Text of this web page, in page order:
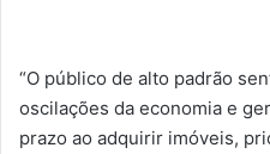
“O público de alto padrão
oscilações da economia e
prazo ao adquirir imóveis,